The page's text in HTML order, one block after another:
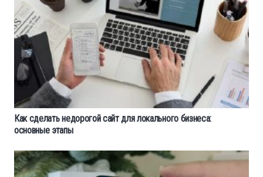
Как сделать недорогой сайт для локального бизнеса:
основные этапы